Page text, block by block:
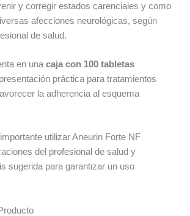
y corregir estados carenciales y como
afecciones neurológicas, según
de salud.
en una caja con 100 tabletas
práctica para tratamientos
la adherencia al esquema
utilizar Aneurin Forte NF
del profesional de salud y
sugerida para garantizar un uso